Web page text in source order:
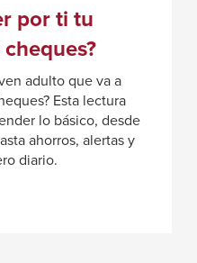
por ti tu
adulto que va a
Esta lectura
lo básico, desde
ahorros, alertas y
diario.